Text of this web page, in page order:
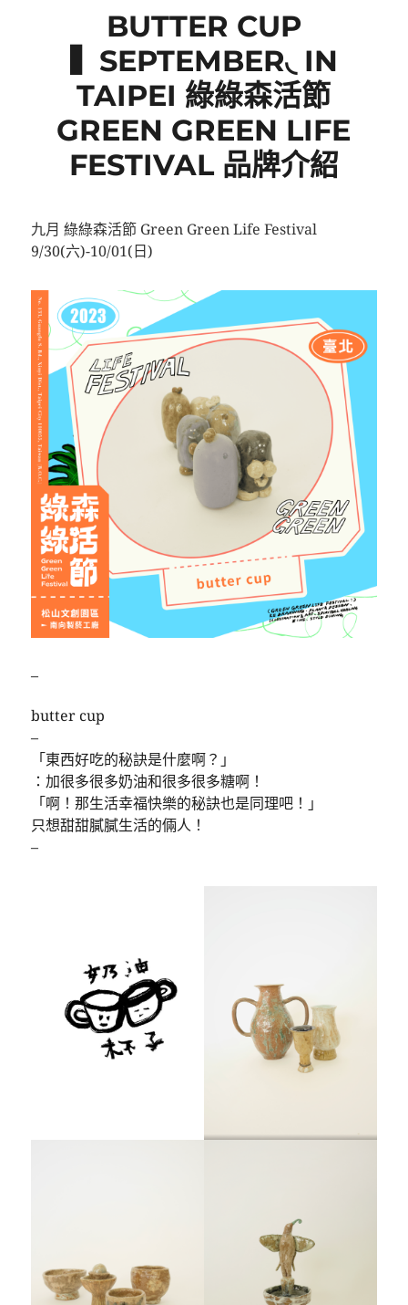
BUTTER CUP
▍SEPTEMBER◟ IN
TAIPEI 綠綠森活節
GREEN GREEN LIFE
FESTIVAL 品牌介紹
九月 綠綠森活節 Green Green Life Festival
9/30(六)-10/01(日)
–
butter cup
–
「東西好吃的秘訣是什麼啊？」
：加很多很多奶油和很多很多糖啊！
「啊！那生活幸福快樂的秘訣也是同理吧！」
只想甜甜膩膩生活的倆人！
–